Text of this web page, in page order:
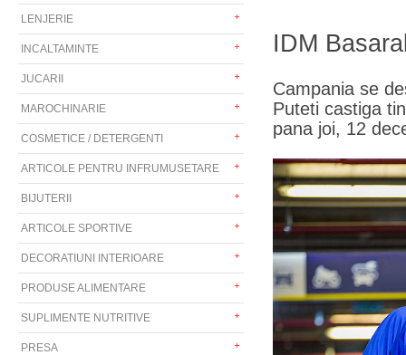
LENJERIE
INCALTAMINTE
JUCARII
MAROCHINARIE
COSMETICE / DETERGENTI
ARTICOLE PENTRU INFRUMUSETARE
BIJUTERII
ARTICOLE SPORTIVE
DECORATIUNI INTERIOARE
PRODUSE ALIMENTARE
SUPLIMENTE NUTRITIVE
PRESA
IDM
Campania se
Puteti castiga
pana joi, 12